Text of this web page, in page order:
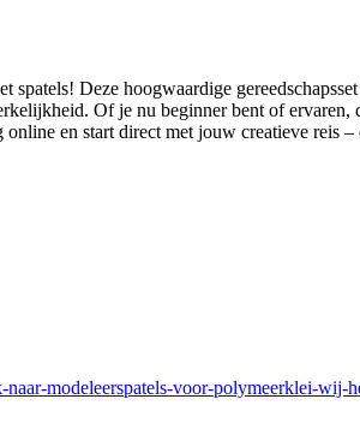
Deze hoogwaardige
Of je nu beginner bent of
en start direct met jouw creatieve reis –
modeleerspatels-voor-polymeerklei-wij-